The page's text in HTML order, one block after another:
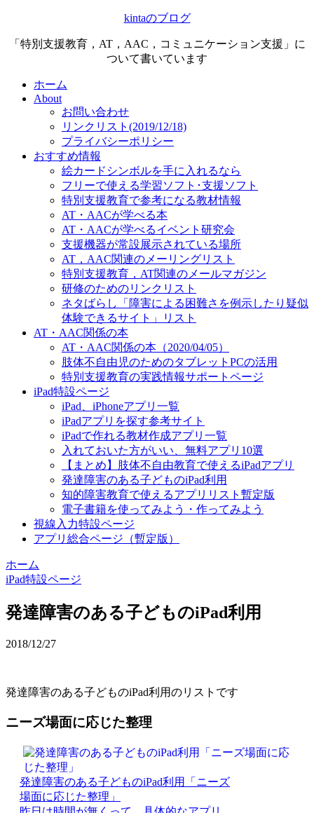
kintaのブログ
「特別支援教育，AT，AAC，コミュニケーション支援」に
ついて書いています
ホーム
About
お問い合わせ
リンクリスト(2019/12/18)
プライバシーポリシー
おすすめ情報
絵カードシンボルを手に入れるなら
フリーで使える学習ソフト･支援ソフト
特別支援教育で参考になる教材情報
AT・AACが学べる本
AT・AACが学べるイベント研究会
支援機器が常設展示されている場所
AT，AAC関連のメーリングリスト
特別支援教育，AT関連のメールマガジン
研修のためのリンクリスト
ネタばらし「障害による困難さを例示したり疑似
体験できるサイト」リスト
AT・AAC関係の本
AT・AAC関係の本（2020/04/05）
肢体不自由児のためのタブレットPCの活用
特別支援教育の実践情報サポートページ
iPad特設ページ
iPad、iPhoneアプリ一覧
iPadアプリを探す参考サイト
iPadで作れる教材作成アプリ一覧
入れておいた方がいい、無料アプリ10選
【まとめ】肢体不自由教育で使えるiPadアプリ
発達障害のある子どものiPad利用
知的障害教育で使えるアプリリスト暫定版
電子書籍を使ってみよう・作ってみよう
視線入力特設ページ
アプリ総合ページ（暫定版）
ホーム
iPad特設ページ
発達障害のある子どものiPad利用
2018/12/27
発達障害のある子どものiPad利用のリストです
ニーズ場面に応じた整理
発達障害のある子どものiPad利用「ニーズ
場面に応じた整理」